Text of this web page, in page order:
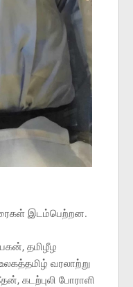
இடம்பெற்றன.
தமிழீழ
வரலாற்று
கடற்புலி போராளி